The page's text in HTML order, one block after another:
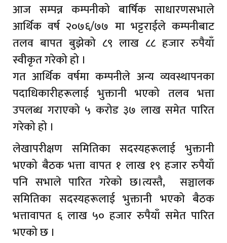
आज सम्पन्न कम्पनीको बार्षिक साधारणसभाले
आर्थिक वर्ष २०७६/७७ मा भट्टराईले कम्पनीबाट
तलव बापत बुझेको ८९ लाख ८८ हजार रुपैयाँ
स्वीकृत गरेको हो ।
गत आर्थिक वर्षमा कम्पनीले अन्य व्यवस्थापनका
पदाधिकारीहरूलाई भुक्तानी भएको तलव भत्ता
उपलब्ध गराएको ५ करोड ३७ लाख समेत पारित
गरेको हो ।
लेखापरीक्षण समितिका सदस्यहरूलाई भुक्तानी
भएको बैठक भत्ता वापत १ लाख १९ हजार रुपैयाँ
पनि सभाले पारित गरेको छ।त्यस्तै, सञ्चालक
समितिका सदस्यहरूलाई भुक्तानी भएको बैठक
भत्तावापत ६ लाख ५० हजार रुपैयाँ समेत पारित
भएको छ ।